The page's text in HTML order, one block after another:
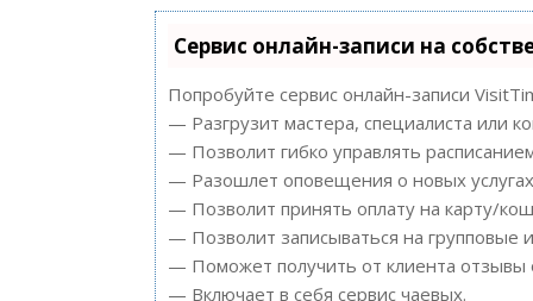
Сервис онлайн-записи на
Попробуйте сервис онлайн-записи
— Разгрузит мастера, специалиста или
— Позволит гибко управлять
— Разошлет оповещения о новых
— Позволит принять оплату на карту/
— Позволит записываться на групповые
— Поможет получить от клиента отзывы
— Включает в себя сервис чаевых.